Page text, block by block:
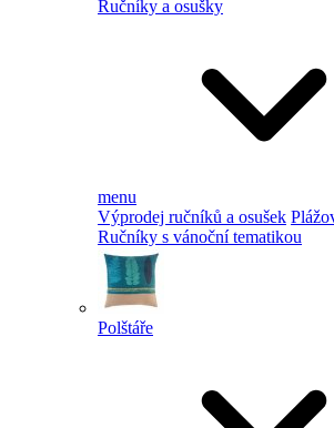
Ručníky a osušky
menu
Výprodej ručníků a osušek
Ručníky s vánoční tematikou
Polštáře